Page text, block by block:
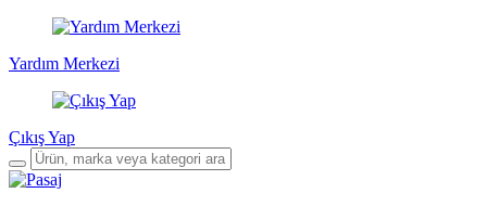
Yardım Merkezi
Çıkış Yap